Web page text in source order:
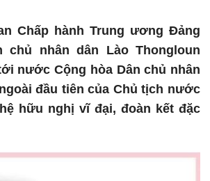
Chấp hành Trung ương Đảng
nhân dân Lào Thongloun
nước Cộng hòa Dân chủ nhân
đầu tiên của Chủ tịch nước
hữu nghị vĩ đại, đoàn kết đặc